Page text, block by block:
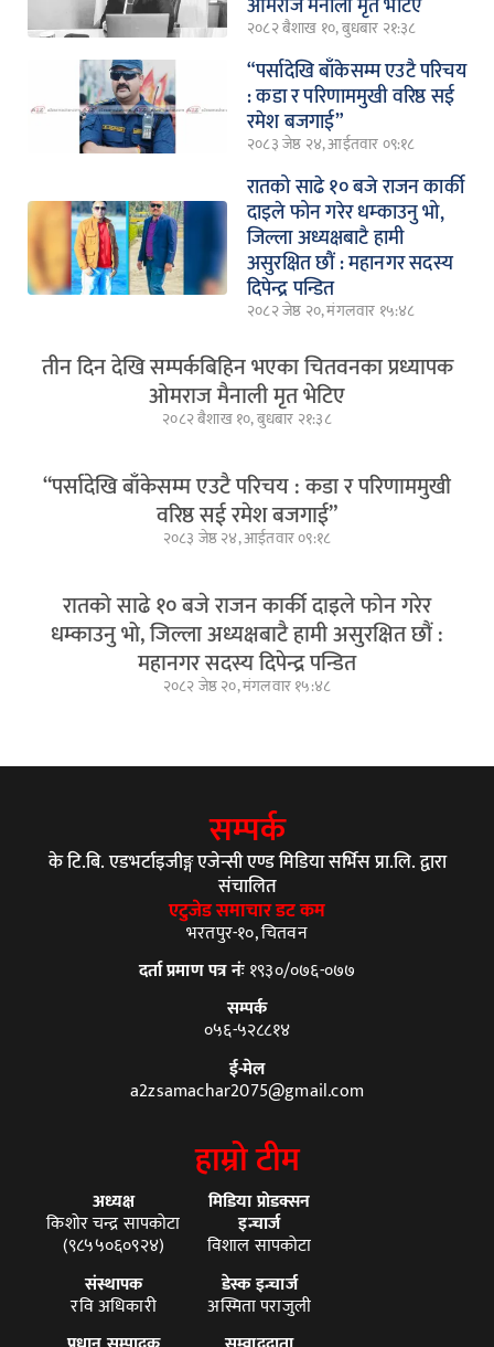
२०८२ बैशाख १०, बुधबार २१:३८
“पर्सादेखि बाँकेसम्म एउटै परिचय
: कडा र परिणाममुखी वरिष्ठ सई
रमेश बजगाई”
२०८३ जेष्ठ २४, आईतवार ०९:१८
रातको साढे १० बजे राजन कार्की
दाइले फोन गरेर धम्काउनु भो,
जिल्ला अध्यक्षबाटै हामी
असुरक्षित छौं : महानगर सदस्य
दिपेन्द्र पन्डित
२०८२ जेष्ठ २०, मंगलवार १५:४८
तीन दिन देखि सम्पर्कबिहिन भएका चितवनका प्रध्यापक
ओमराज मैनाली मृत भेटिए
२०८२ बैशाख १०, बुधबार २१:३८
“पर्सादेखि बाँकेसम्म एउटै परिचय : कडा र परिणाममुखी
वरिष्ठ सई रमेश बजगाई”
२०८३ जेष्ठ २४, आईतवार ०९:१८
रातको साढे १० बजे राजन कार्की दाइले फोन गरेर
धम्काउनु भो, जिल्ला अध्यक्षबाटै हामी असुरक्षित छौं :
महानगर सदस्य दिपेन्द्र पन्डित
२०८२ जेष्ठ २०, मंगलवार १५:४८
सम्पर्क
के टि.बि. एडभर्टाइजीङ्ग एजेन्सी एण्ड मिडिया सर्भिस प्रा.लि. द्वारा
संचालित
एटुजेड समाचार डट कम
भरतपुर-१०, चितवन
दर्ता प्रमाण पत्र नंः१९३०/०७६-०७७
सम्पर्क
०५६-५२८८१४
ई-मेल
a2zsamachar2075@gmail.com
हाम्रो टीम
अध्यक्ष
किशोर चन्द्र सापकोटा
(९८५५०६०९२४)
संस्थापक
रवि अधिकारी
मिडिया प्रोडक्सन
इन्चार्ज
विशाल सापकोटा
डेस्क इन्चार्ज
अस्मिता पराजुली